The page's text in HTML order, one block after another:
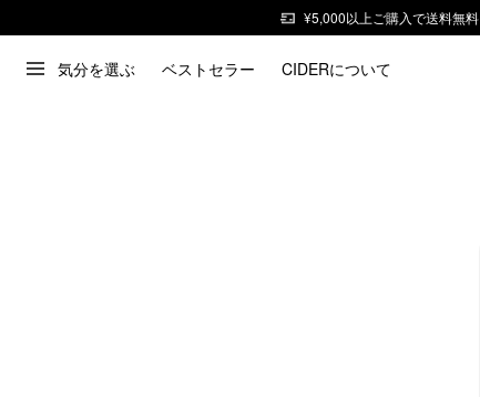
¥5,000以上ご購入で送料無料
気分を選ぶ ベストセラー CIDERについて